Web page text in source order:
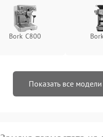
Bork C800
Показать все модели